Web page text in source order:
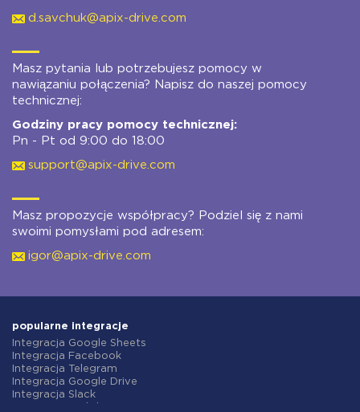
d.savchuk@apix-drive.com
Masz pytania lub potrzebujesz pomocy w
nawiązaniu połączenia? Napisz do naszej pomocy
technicznej:
Godziny pracy pomocy technicznej:
Pn - Pt od 9:00 do 18:00
support@apix-drive.com
Masz propozycje współpracy? Podziel się z nami
swoimi pomysłami pod adresem:
igor@apix-drive.com
popularne integracje
Integracja Google Sheets
Integracja Facebook
Integracja Telegram
Integracja Google Drive
Integracja Slack